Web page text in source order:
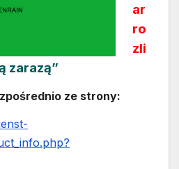
ar
ro
zli
zarazą”
ze strony: